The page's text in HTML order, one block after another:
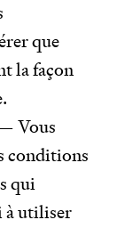
que
la façon
Vous
conditions
qui
à utiliser